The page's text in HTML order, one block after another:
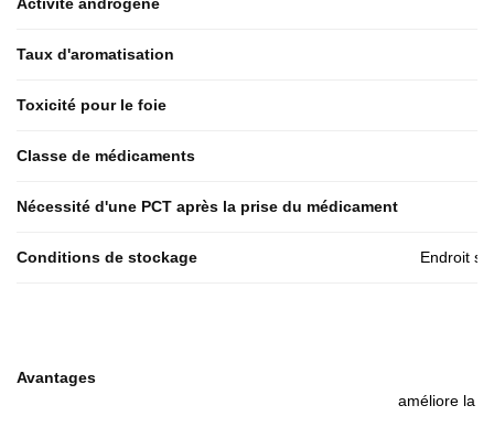
Activité androgène
Taux d'aromatisation
Toxicité pour le foie
Classe de médicaments
Nécessité d'une PCT après la prise du médicament
Conditions de stockage Endroit
Avantages
améliore la